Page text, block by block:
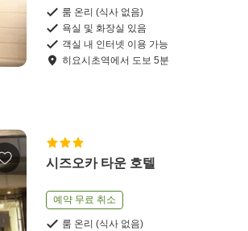
룸 온리 (식사 없음)
욕실 및 화장실 있음
객실 내 인터넷 이용 가능
히요시초역에서 도보 5분
시즈오카 타운 호텔
예약 무료 취소
룸 온리 (식사 없음)